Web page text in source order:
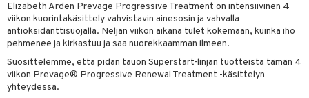
Elizabeth Arden Prevage Progressive Treatment on intensiivinen 4
viikon kuorintakäsittely vahvistavin ainesosin ja vahvalla
antioksidanttisuojalla. Neljän viikon aikana tulet kokemaan, kuinka iho
pehmenee ja kirkastuu ja saa nuorekkaamman ilmeen.
Suosittelemme, että pidän tauon Superstart-linjan tuotteista tämän 4
viikon Prevage® Progressive Renewal Treatment -käsittelyn
yhteydessä.
Päivävoide
tuotteet
hoito
poisto
hoito
tuotteet
shave lotion
de cologne
de toilette
tuotteet